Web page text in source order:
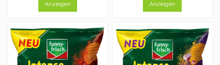
Anzeigen Anzeigen